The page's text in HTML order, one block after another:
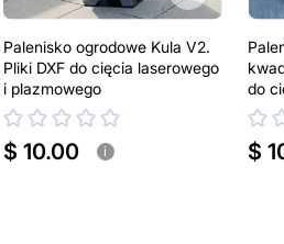
Palenisko ogrodowe Kula V2.
Pliki DXF do cięcia laserowego
i plazmowego
$ 10.00 i
do
$